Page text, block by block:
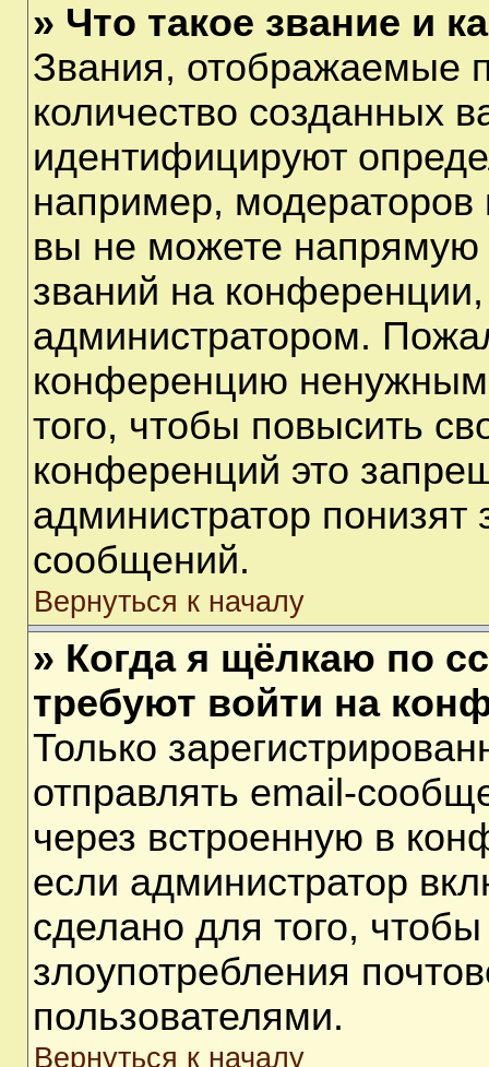
» Что такое звание и
Звания, отображаемые
количество созданных
идентифицируют
например,
вы не можете напрямую
званий на
администратором.
конференцию
того, чтобы повысить
конференций это
администратор понизят
сообщений.
Вернуться к началу
» Когда я щёлкаю по
требуют войти на
Только
отправлять email-
через встроенную в
если администратор
сделано для того,
злоупотребления
пользователями.
Вернуться к началу